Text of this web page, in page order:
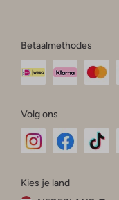
Betaalmethodes
Volg ons
InstagramFacebook
Kies je land